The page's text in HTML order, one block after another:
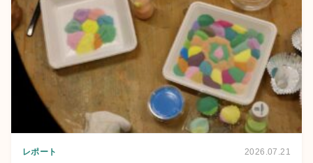
レポート 2026.07.21